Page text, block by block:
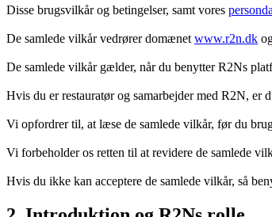
Disse brugsvilkår og betingelser, samt vores
De samlede vilkår vedrører domænet www.r2n.dk
De samlede vilkår gælder, når du benytter R2Ns
Hvis du er restauratør og samarbejder med R2N, er
Vi opfordrer til, at læse de samlede vilkår, før du
Vi forbeholder os retten til at revidere de samlede
Hvis du ikke kan acceptere de samlede vilkår, så